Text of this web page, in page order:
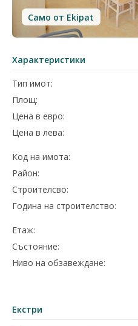
Само от Ekipat
Характеристики
Тип имот:
Площ:
Цена в евро:
Цена в лева:
Код на имота:
Район:
Строителсво:
Година на строителство:
Етаж:
Състояние:
Ниво на обзавеждане:
Екстри